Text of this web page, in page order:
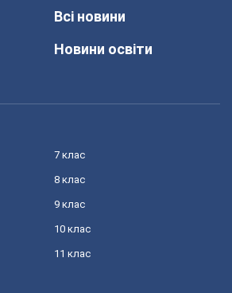
Всі новини
Новини освіти
7 клас
8 клас
9 клас
10 клас
11 клас